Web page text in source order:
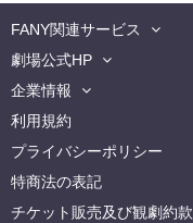
FANY関連サービス
劇場公式HP
企業情報
利用規約
プライバシーポリシー
特商法の表記
チケット販売及び観劇約款